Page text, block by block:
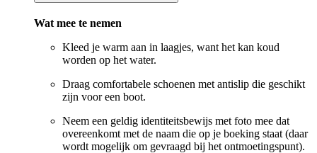
Wat mee te nemen
Kleed je warm aan in laagjes, want het kan koud
worden op het water.
Draag comfortabele schoenen met antislip die geschikt
zijn voor een boot.
Neem een geldig identiteitsbewijs met foto mee dat
overeenkomt met de naam die op je boeking staat (daar
wordt mogelijk om gevraagd bij het ontmoetingspunt).